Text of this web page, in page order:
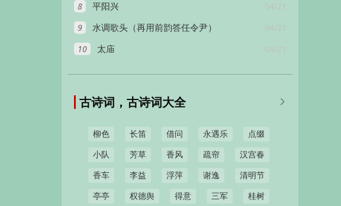
8 04/21
平阳兴
9 04/21
水调歌头（再用前韵答任令尹）
10 04/21
太庙

古诗词，古诗词大全
柳色 长笛 借问 永遇乐 点缀
小队 芳草 香风 疏帘 汉宫春
香车 李益 浮萍 谢逸 清明节
亭亭 权德舆 得意 三军 桂树